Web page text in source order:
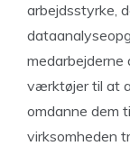
arbejdsstyrke,
værktøjer til at
omdanne dem
virksomheden